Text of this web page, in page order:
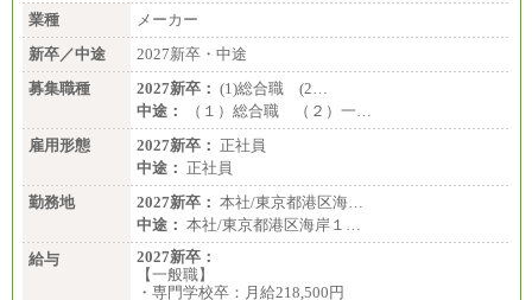
業種
メーカー
新卒／中途
2027新卒・中途
募集職種
2027新卒： (1)総合職 (2…
中途：
（１）総合職 （２）一…
雇用形態
2027新卒： 正社員
中途： 正社員
勤務地
2027新卒： 本社/東京都港区海…
中途： 本社/東京都港区海岸１…
給与
2027新卒：
【一般職】
・専門学校卒：月給218,500円